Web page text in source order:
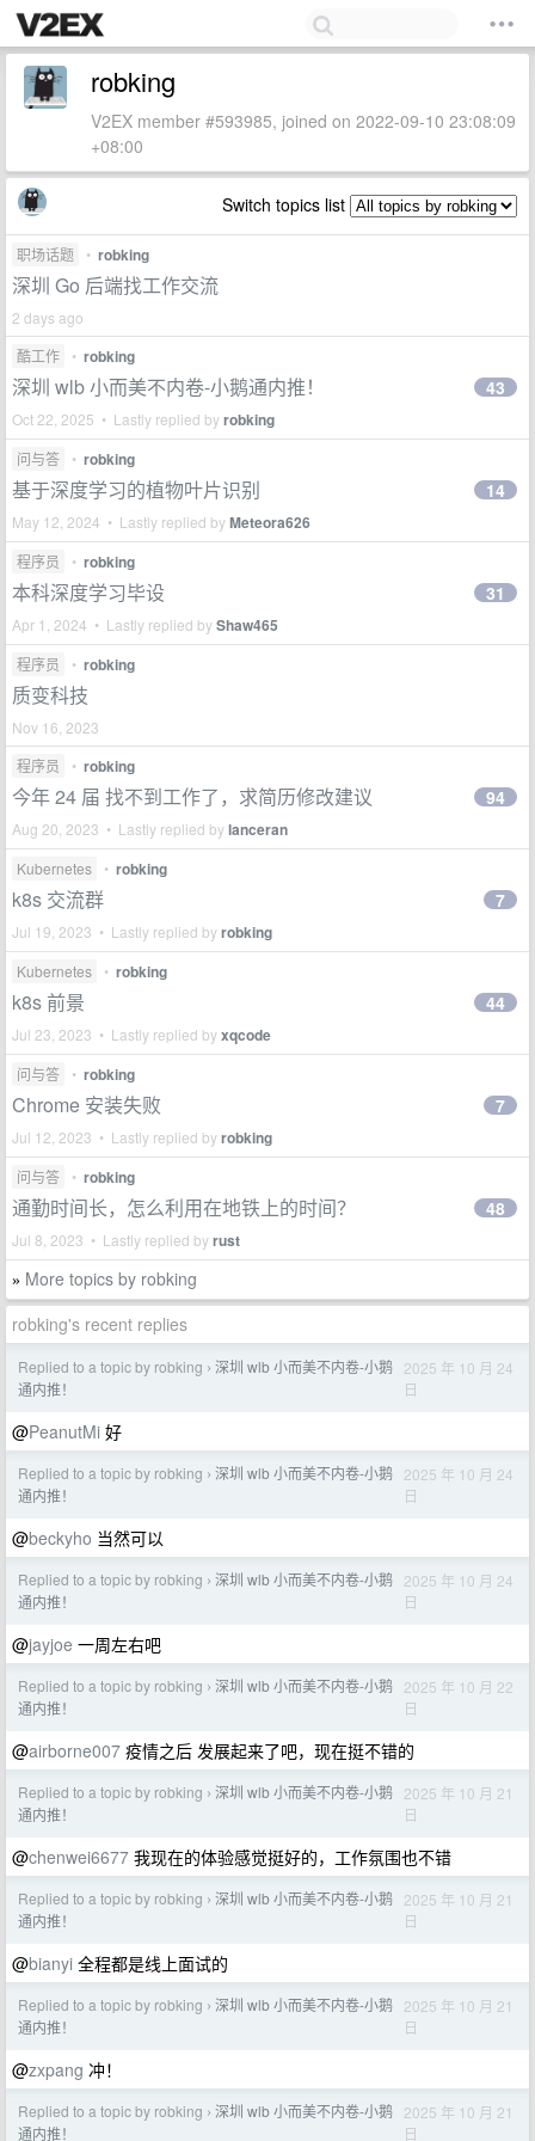
robking
V2EX member #593985, joined on 2022-09-10 23:08:09
+08:00
Switch topics list
职场话题 • robking
深圳 Go 后端找工作交流
2 days ago
酷工作
• robking
深圳 wlb 小而美不内卷-小鹅通内推！
Oct 22, 2025 • Lastly replied byrobking
43
问与答 • robking
基于深度学习的植物叶片识别
May 12, 2024 • Lastly replied byMeteora626
14
程序员 • robking
本科深度学习毕设
Apr 1, 2024 • Lastly replied byShaw465
31
程序员 • robking
质变科技
Nov 16, 2023
程序员
• robking
今年 24 届 找不到工作了，求简历修改建议
Aug 20, 2023 • Lastly replied bylanceran
94
Kubernetes • robking
k8s 交流群
Jul 19, 2023 • Lastly replied byrobking
7
Kubernetes • robking
k8s 前景
Jul 23, 2023 • Lastly replied byxqcode
44
问与答 • robking
Chrome 安装失败
Jul 12, 2023 • Lastly replied byrobking
7
问与答 • robking
通勤时间长，怎么利用在地铁上的时间？
Jul 8, 2023 • Lastly replied byrust
48
» More topics by robking
robking's recent replies
Replied to a topic by robking › 深圳 wlb 小而美不内卷-小鹅
通内推！
2025 年 10 月 24
日
@PeanutMi 好
Replied to a topic by robking › 深圳 wlb 小而美不内卷-小鹅
通内推！
2025 年 10 月 24
日
@beckyho 当然可以
Replied to a topic by robking › 深圳 wlb 小而美不内卷-小鹅
通内推！
2025 年 10 月 24
日
@jayjoe 一周左右吧
Replied to a topic by robking › 深圳 wlb 小而美不内卷-小鹅
通内推！
2025 年 10 月 22
日
@airborne007 疫情之后 发展起来了吧，现在挺不错的
Replied to a topic by robking › 深圳 wlb 小而美不内卷-小鹅
通内推！
2025 年 10 月 21
日
@chenwei6677 我现在的体验感觉挺好的，工作氛围也不错
Replied to a topic by robking › 深圳 wlb 小而美不内卷-小鹅
通内推！
2025 年 10 月 21
日
@bianyi 全程都是线上面试的
Replied to a topic by robking › 深圳 wlb 小而美不内卷-小鹅
通内推！
2025 年 10 月 21
日
@zxpang 冲！
Replied to a topic by robking › 深圳 wlb 小而美不内卷-小鹅
通内推！
2025 年 10 月 21
日